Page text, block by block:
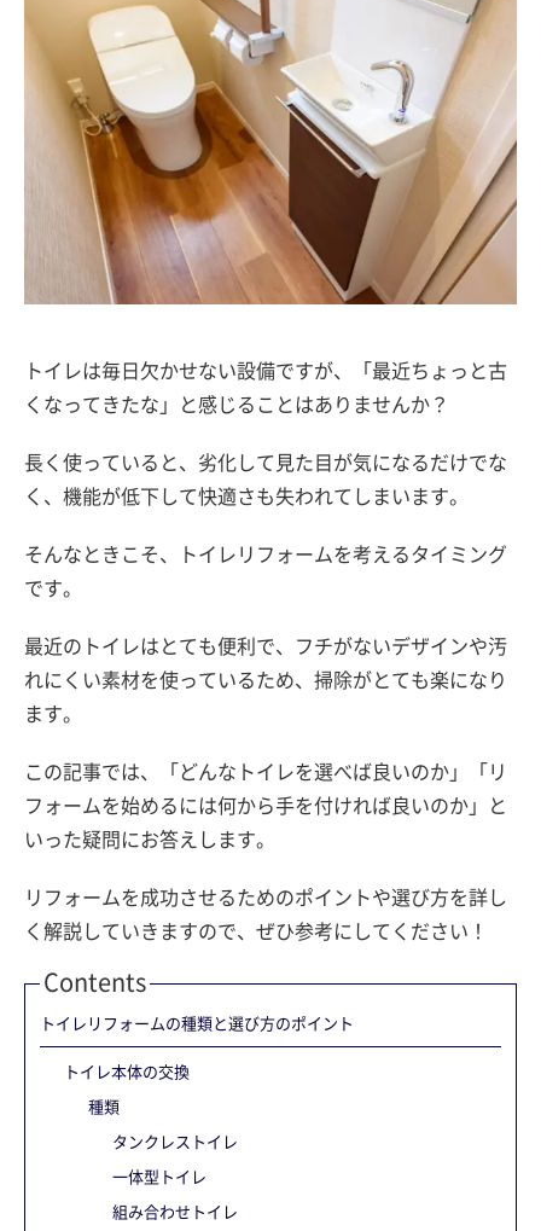
トイレは毎日欠かせない設備ですが、「最近ちょっと古
くなってきたな」と感じることはありませんか？
長く使っていると、劣化して見た目が気になるだけでな
く、機能が低下して快適さも失われてしまいます。
そんなときこそ、トイレリフォームを考えるタイミング
です。
最近のトイレはとても便利で、フチがないデザインや汚
れにくい素材を使っているため、掃除がとても楽になり
ます。
この記事では、「どんなトイレを選べば良いのか」「リ
フォームを始めるには何から手を付ければ良いのか」と
いった疑問にお答えします。
リフォームを成功させるためのポイントや選び方を詳し
く解説していきますので、ぜひ参考にしてください！
Contents
トイレリフォームの種類と選び方のポイント
トイレ本体の交換
種類
タンクレストイレ
一体型トイレ
組み合わせトイレ